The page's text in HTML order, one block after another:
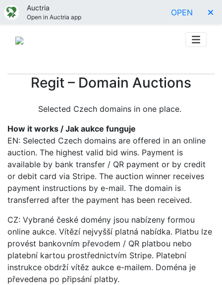
Auctria
Open in Auctria app OPEN
Regit – Domain Auctions
Selected Czech domains in one place.
How it works / Jak aukce funguje
EN: Selected Czech domains are offered in an online
auction. The highest valid bid wins. Payment is
available by bank transfer / QR payment or by credit
or debit card via Stripe. The auction winner receives
payment instructions by e-mail. The domain is
transferred after the payment has been received.
CZ: Vybrané české domény jsou nabízeny formou
online aukce. Vítězí nejvyšší platná nabídka. Platbu lze
provést bankovním převodem / QR platbou nebo
platební kartou prostřednictvím Stripe. Platební
instrukce obdrží vítěz aukce e-mailem. Doména je
převedena po připsání platby.